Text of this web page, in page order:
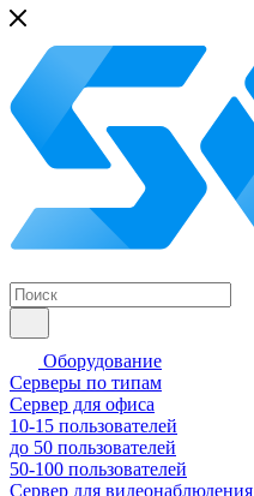
Оборудование
Серверы по типам
Сервер для офиса
10-15 пользователей
до 50 пользователей
50-100 пользователей
Сервер для видеонаблюдения